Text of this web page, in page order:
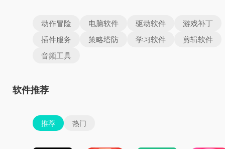
动作冒险 电脑软件 驱动软件
游戏补丁
插件服务
策略塔防 学习软件
剪辑软件
音频工具
软件推荐
推荐 热门